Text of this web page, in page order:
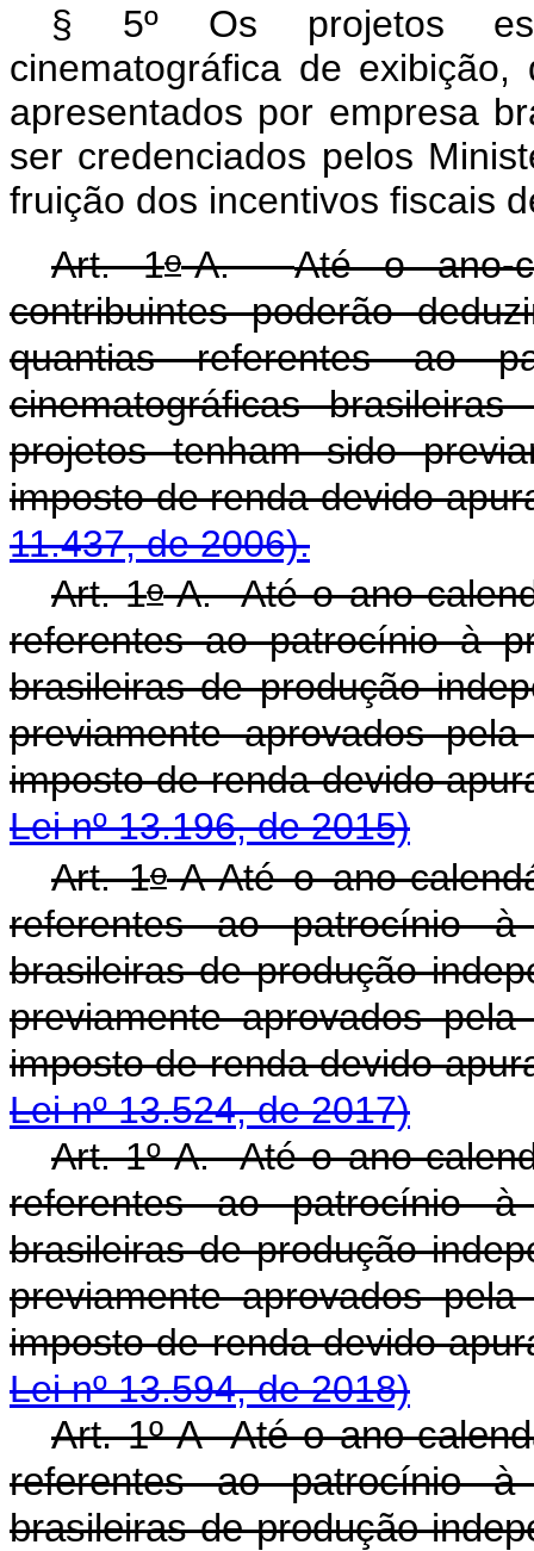
§ 5º Os projetos
cinematográfica de
apresentados por empresa
ser credenciados pelos
fruição dos incentivos fiscais
Art. 1o-A.Até o ano-
contribuintes poderão
quantias referentes ao
cinematográficas
projetos tenham sido
imposto de renda
11.437, de 2006).
Art. 1o-A. Até o ano-
referentes ao patrocínio à
brasileiras de produção
previamente aprovados
imposto de renda
Lei nº 13.196, de 2015)
Art. 1o-A Até o ano-
referentes ao patrocínio
brasileiras de produção
previamente aprovados
imposto de renda devido
Lei nº 13.524, de 2017)
Art. 1º-A. Até o ano-
referentes ao patrocínio
brasileiras de produção
previamente aprovados
imposto de renda
Lei nº 13.594, de 2018)
Art. 1º-A Até o ano-
referentes ao patrocínio
brasileiras de produção